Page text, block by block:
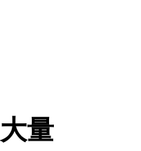
大量